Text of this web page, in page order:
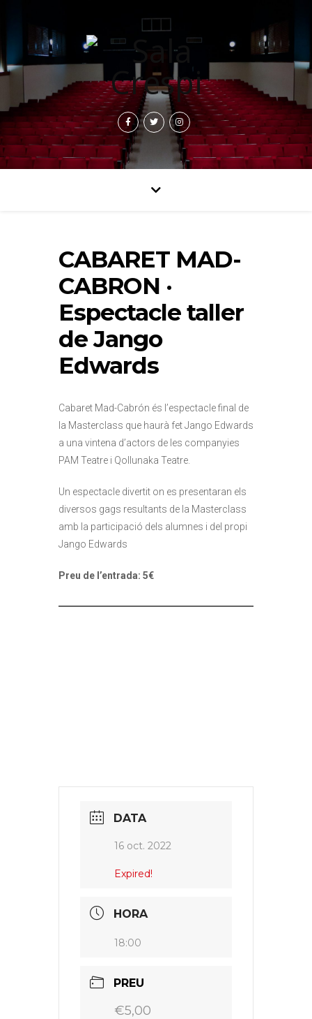
CABARET MAD-
CABRON ·
Espectacle taller
de Jango
Edwards
Cabaret Mad-Cabrón és l’espectacle final de
la Masterclass que haurà fet Jango Edwards
a una vintena d’actors de les companyies
PAM Teatre i Qollunaka Teatre.
Un espectacle divertit on es presentaran els
diversos gags resultants de la Masterclass
amb la participació dels alumnes i del propi
Jango Edwards
Preu de l’entrada: 5€
16 oct. 2022
Expired!
18:00
PREU
€5,00